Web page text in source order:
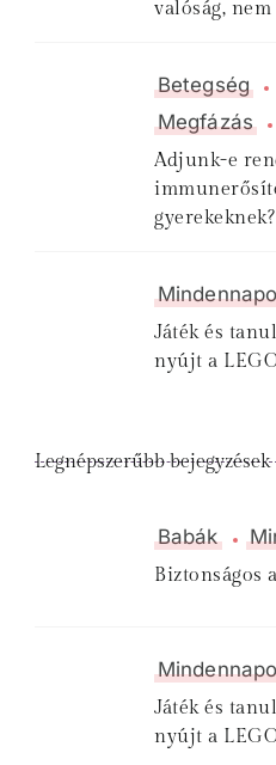
valóság,
Betegség
Megfázás
Adjunk-e
gyerekeknek?
Játék és
nyújt a
Legnépszerűbb bejegyzések
Babák
Biztonságos
Játék és
nyújt a